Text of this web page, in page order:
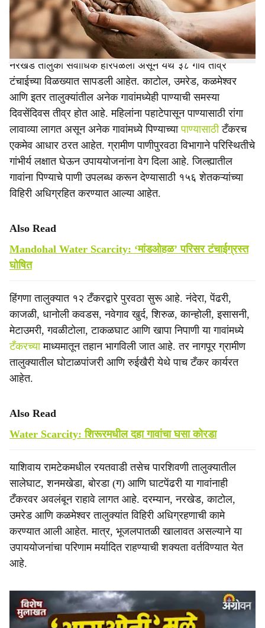
e
सुरू झाली आहे. जिल्ह्यातील तब्बल १४३ गावे पाणीटंचाईग्रस्त झाली
असून सध्या १९ गावांना २० टँकरद्वारे पाणीपुरवठा केला जात आहे.
नरखेड तालुका सर्वाधिक होरपळला असून येथे ३८ गावे तीव्र
टंचाईच्या विळख्यात सापडली आहेत. काटोल, उमरेड, कळमेश्वर
आणि इतर तालुक्यांतील अनेक गावांमध्येही पाण्याची समस्या
दिवसेंदिवस तीव्र होत आहे. महिलांना पहाटेपासून पाण्यासाठी रांगा
लावाव्या लागत असून अनेक गावांमध्ये पिण्याच्यापाण्यासाठीटँकरच
एकमेव आधार ठरत आहेत. ग्रामीण पाणीपुरवठा विभागाने परिस्थितीचे
गांभीर्य लक्षात घेऊन उपाययोजनांना वेग दिला आहे. जिल्ह्यातील
गावांना पिण्याचे पाणी उपलब्ध करून देण्यासाठी १५६ शेतकऱ्यांच्या
विहिरी अधिग्रहित करण्यात आल्या आहेत.
Also Read
Mandohal Water Scarcity: ‘मांडओहळ’ परिसर टंचाईग्रस्त
घोषित
हिंगणा तालुक्यात १२ टँकरद्वारे पुरवठा सुरू आहे. नंदेरा, पेंढरी,
काजळी, धानोली कवडस, नवेगाव खुर्द, शिरुळ, कान्होली, इसासनी,
मेटाउमरी, गवळीटोला, टाकळघाट आणि खापा निपाणी या गावांमध्ये
टँकरच्यामाध्यमातून तहान भागविली जात आहे. तर नागपूर ग्रामीण
तालुक्यातील घोटाळपांजरी आणि रुईखैरी येथे पाच टँकर कार्यरत
आहेत.
Also Read
Water Scarcity: शिरूरमधील दहा गावांचा घसा कोरडा
याशिवाय रामटेकमधील रयतवाडी तसेच पारशिवणी तालुक्यातील
सालेघाट, शनमखेडा, बोरडा (ग) आणि घाटपेंढरी या गावांनाही
टँकरवर अवलंबून राहावे लागत आहे. दरम्यान, नरखेड, काटोल,
उमरेड आणि कळमेश्वर तालुक्यांत विहिरी अधिग्रहणाची कामे
करण्यात आली आहेत. मात्र, भूजलपातळी खालावत असल्याने या
उपाययोजनांचा परिणाम मर्यादित राहण्याची शक्यता वर्तविण्यात येत
आहे.